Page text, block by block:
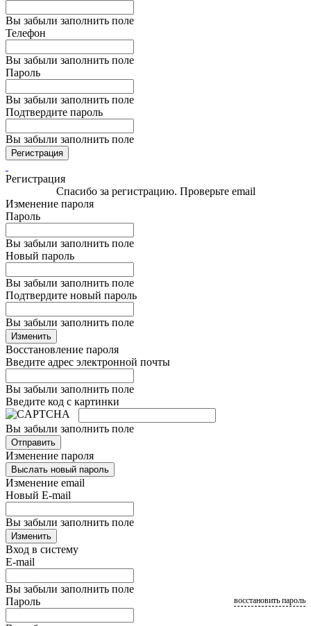
Вы забыли заполнить поле
Телефон
Вы забыли заполнить поле
Пароль
Вы забыли заполнить поле
Подтвердите пароль
Вы забыли заполнить поле
Регистрация
Регистрация
Спасибо за регистрацию. Проверьте email
Изменение пароля
Пароль
Вы забыли заполнить поле
Новый пароль
Вы забыли заполнить поле
Подтвердите новый пароль
Вы забыли заполнить поле
Изменить
Восстановление пароля
Введите адрес электронной почты
Вы забыли заполнить поле
Введите код с картинки
Вы забыли заполнить поле
Отправить
Изменение пароля
Выслать новый пароль
Изменение email
Новый E-mail
Вы забыли заполнить поле
Изменить
Вход в систему
E-mail
Вы забыли заполнить поле
Пароль
восстановить пароль